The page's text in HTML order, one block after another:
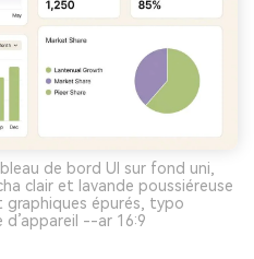
de bord UI sur fond uni,
clair et lavande poussiéreuse
graphiques épurés, typo
d’appareil --ar 16:9